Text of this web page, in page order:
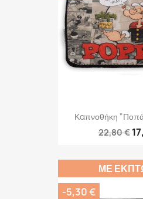
Καπνοθήκη
22,80 €
ΜΕ
-5,30 €